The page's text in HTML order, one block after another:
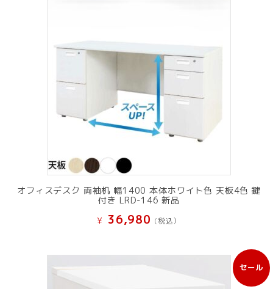
オフィスデスク 両袖机 幅1400 本体ホワイト色 天板4色 鍵
付き LRD-146 新品
¥ 36,980 (税込）
セール
販
売